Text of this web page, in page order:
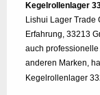
Kegelrollenlager
Lishui Lager Trade
Erfahrung, 33213
auch professionelle
anderen Marken,
Kegelrollenlager